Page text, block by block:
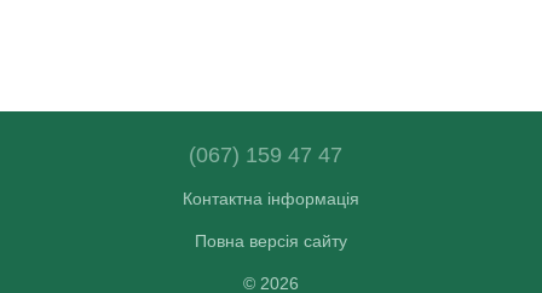
(067) 159 47 47
Контактна інформація
Повна версія сайту
© 2026